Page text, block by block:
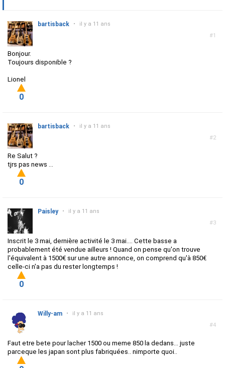
#1
bartisback • il y a 11 ans
Bonjour.
Toujours disponible ?
Lionel
0
#2
bartisback • il y a 11 ans
Re Salut ?
tjrs pas news ...
0
#3
Paisley • il y a 11 ans
Inscrit le 3 mai, dernière activité le 3 mai.... Cette basse a
probablement été vendue ailleurs ! Quand on pense qu'on trouve
l'équivalent à 1500€ sur une autre annonce, on comprend qu'à 850€
celle-ci n'a pas du rester longtemps !
0
#4
Willy-am • il y a 11 ans
Faut etre bete pour lacher 1500 ou meme 850 la dedans... juste
parceque les japan sont plus fabriquées.. nimporte quoi..